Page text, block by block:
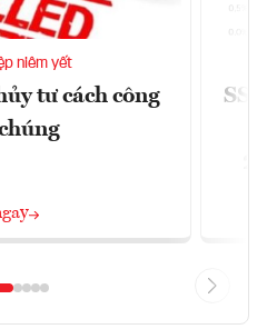
niêm yết
tư cách công
SSI